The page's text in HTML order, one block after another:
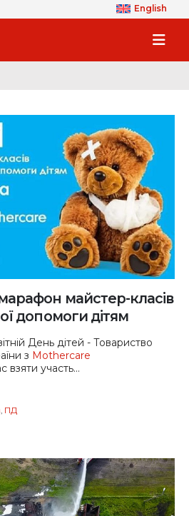
English
майстер-класів
допомоги дітям
День дітей - Товариство
з Mothercare
взяти участь...
, ПД